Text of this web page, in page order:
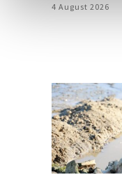
4 August 2026